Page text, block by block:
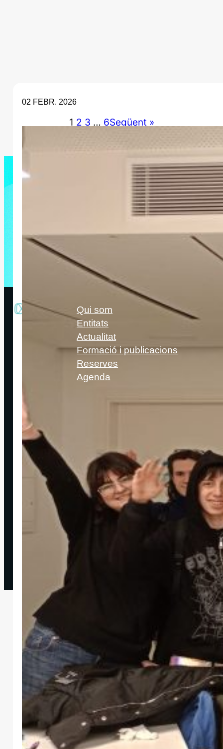
02 FEBR. 2026
1 2 3 … 6Següent »
LA NOSTRA ACTIVITAT A INSTAGRAM
Visita el nostre compte oficial de
projectes i campanyes del CJIB.
Qui som
Entitats
Actualitat
Formació i publicacions
Reserves
Agenda
Política de Privacitat
Política de Protecció de Dades